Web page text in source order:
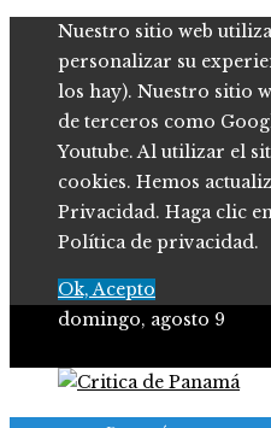
Nuestro sitio web
personalizar su
los hay). Nuestro sitio
de terceros como
Youtube. Al utilizar el
cookies. Hemos
Privacidad. Haga clic
Política de privacidad.
Ok, Acepto
domingo, agosto 9